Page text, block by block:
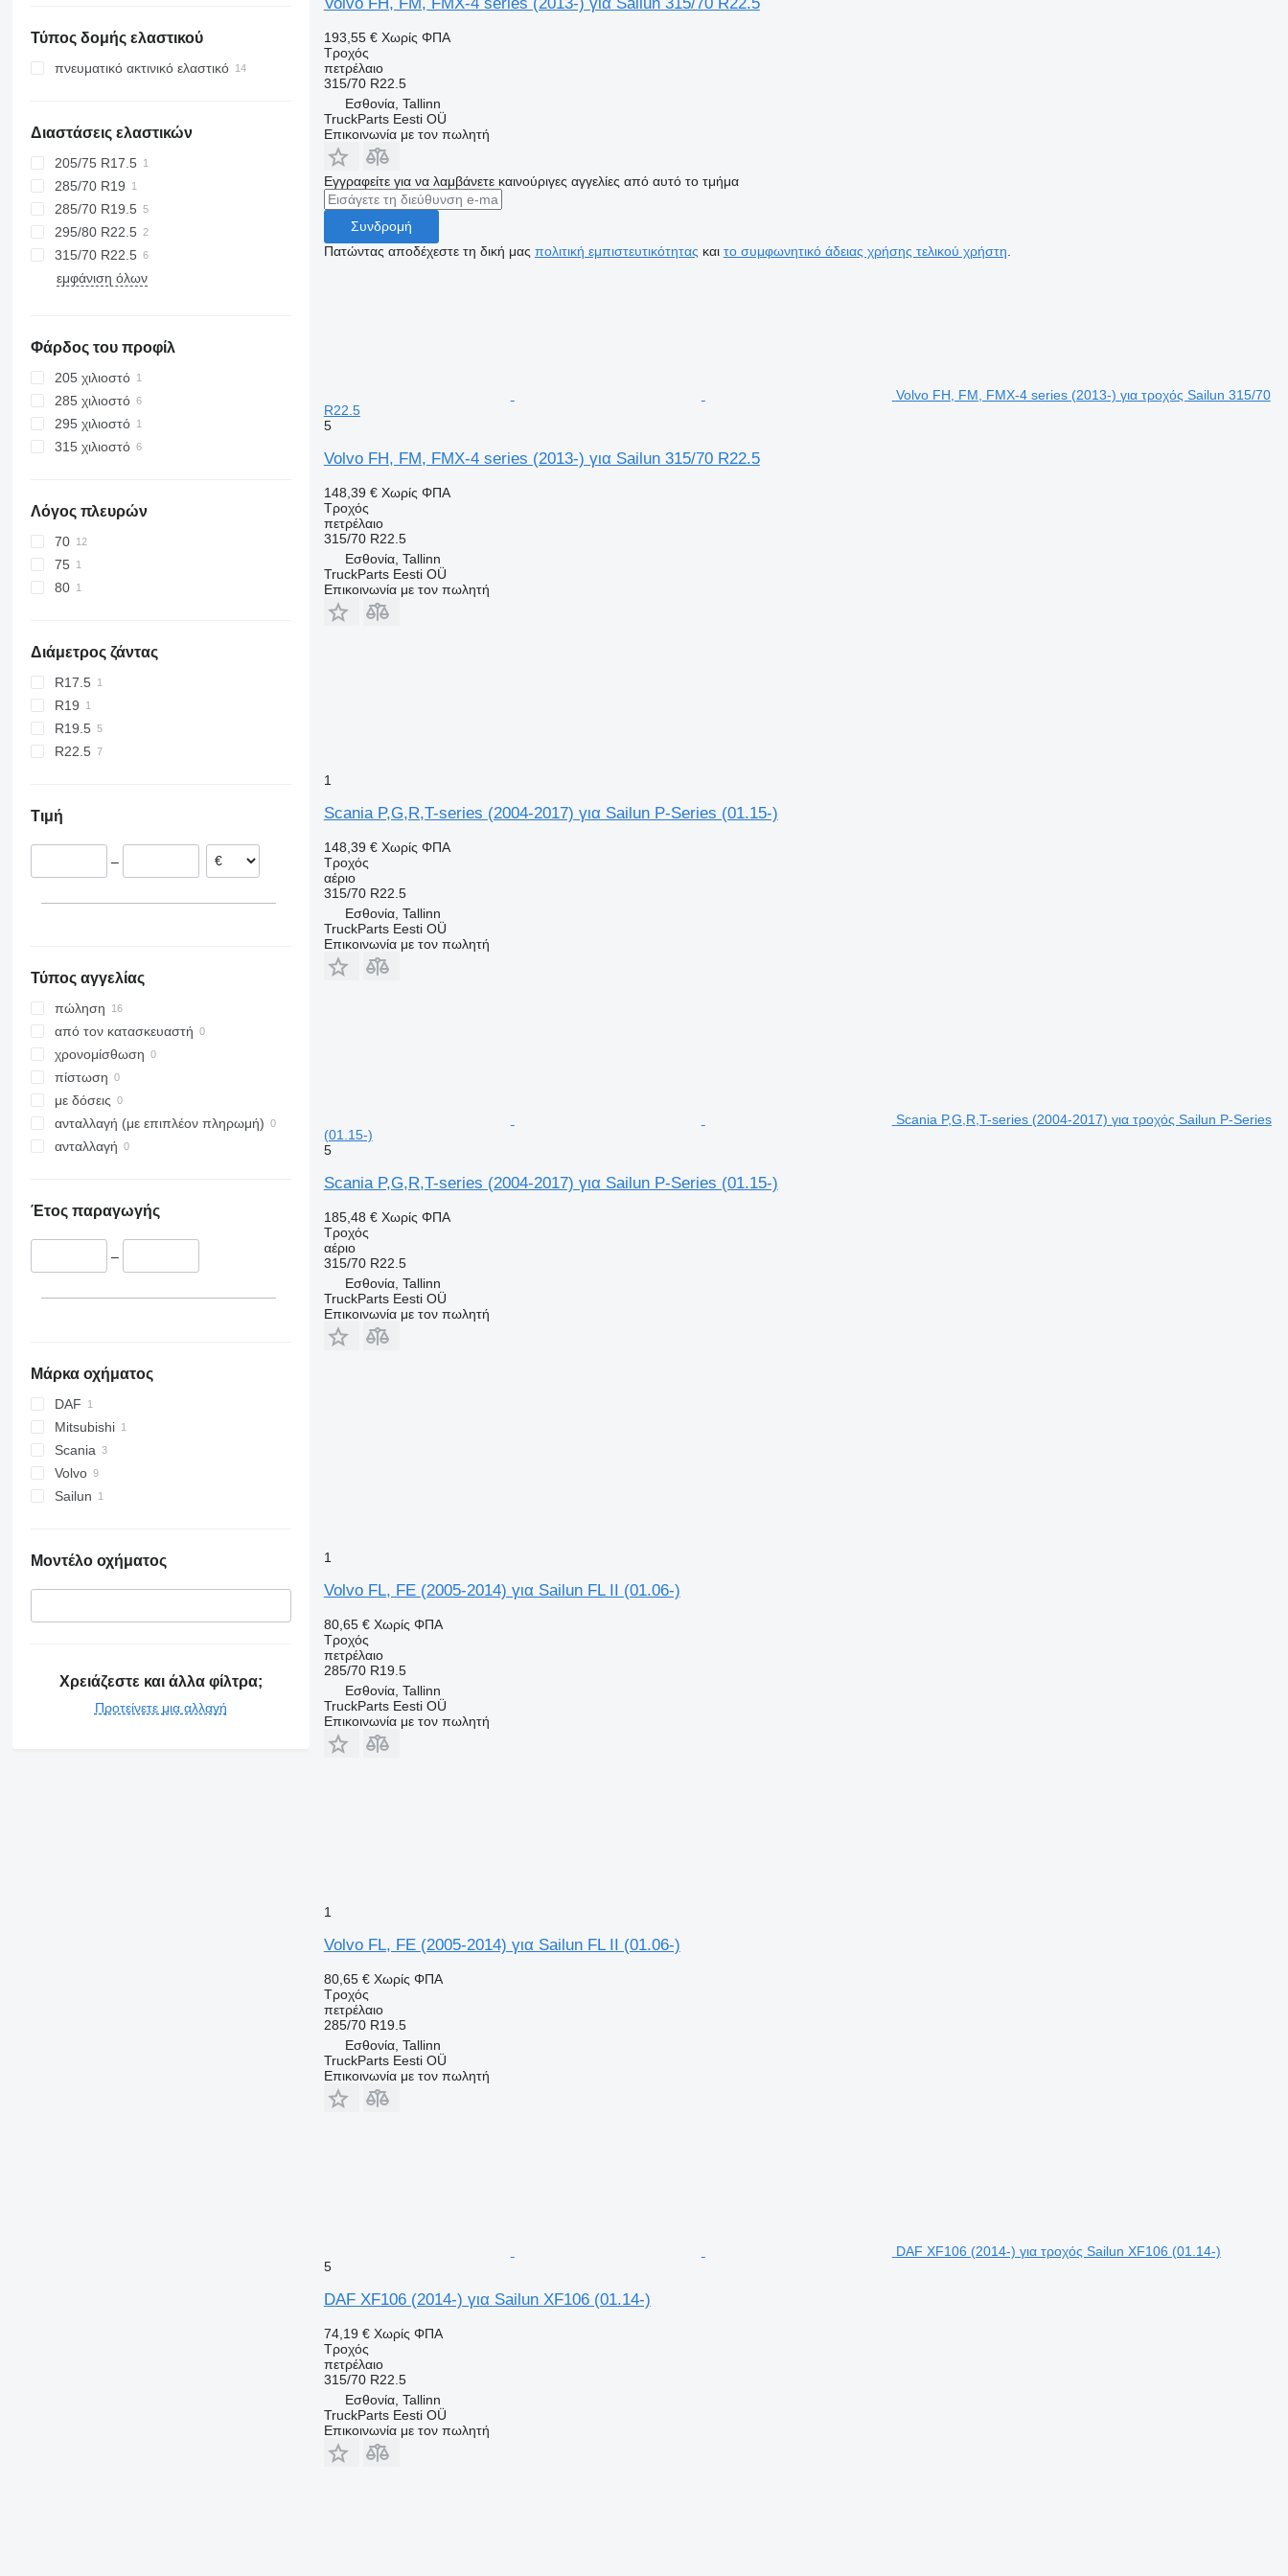
Ολλανδία
Τύπος δομής ελαστικού
πνευματικό ακτινικό ελαστικό
Διαστάσεις ελαστικών
205/75 R17.5
285/70 R19
285/70 R19.5
295/80 R22.5
315/70 R22.5
εμφάνιση όλων
Φάρδος του προφίλ
205 χιλιοστό
285 χιλιοστό
295 χιλιοστό
315 χιλιοστό
Λόγος πλευρών
70
75
80
Διάμετρος ζάντας
R17.5
R19
R19.5
R22.5
Τιμή
–
Τύπος αγγελίας
πώληση
από τον κατασκευαστή
χρονομίσθωση
πίστωση
με δόσεις
ανταλλαγή (με επιπλέον πληρωμή)
ανταλλαγή
Έτος παραγωγής
–
Μάρκα οχήματος
DAF
Mitsubishi
Scania
Volvo
Sailun
Μοντέλο οχήματος
Χρειάζεστε και άλλα φίλτρα;
Προτείνετε μια αλλαγή
193,55 € Χωρίς ΦΠΑ
Τροχός
πετρέλαιο
315/70 R22.5
Εσθονία, Tallinn
TruckParts Eesti OÜ
Επικοινωνία με τον πωλητή
Εγγραφείτε για να λαμβάνετε καινούριγες αγγελίες από αυτό το τμήμα
Συνδρομή
Πατώντας αποδέχεστε τη δική μας πολιτική εμπιστευτικότητας και το συμφωνητικό άδειας χρήσης τελικού χρήστη
Volvo FH, FM, FMX-4 series (2013-) για τροχός Sailun 315/70
R22.5
5
Volvo FH, FM, FMX-4 series (2013-) για Sailun 315/70 R22.5
148,39 € Χωρίς ΦΠΑ
Τροχός
πετρέλαιο
315/70 R22.5
Εσθονία, Tallinn
TruckParts Eesti OÜ
Επικοινωνία με τον πωλητή
1
Scania P,G,R,T-series (2004-2017) για Sailun P-Series (01.15-)
148,39 € Χωρίς ΦΠΑ
Τροχός
αέριο
315/70 R22.5
Εσθονία, Tallinn
TruckParts Eesti OÜ
Επικοινωνία με τον πωλητή
Scania P,G,R,T-series (2004-2017) για τροχός Sailun P-Series
(01.15-)
5
Scania P,G,R,T-series (2004-2017) για Sailun P-Series (01.15-)
185,48 € Χωρίς ΦΠΑ
Τροχός
αέριο
315/70 R22.5
Εσθονία, Tallinn
TruckParts Eesti OÜ
Επικοινωνία με τον πωλητή
1
Volvo FL, FE (2005-2014) για Sailun FL II (01.06-)
80,65 € Χωρίς ΦΠΑ
Τροχός
πετρέλαιο
285/70 R19.5
Εσθονία, Tallinn
TruckParts Eesti OÜ
Επικοινωνία με τον πωλητή
1
Volvo FL, FE (2005-2014) για Sailun FL II (01.06-)
80,65 € Χωρίς ΦΠΑ
Τροχός
πετρέλαιο
285/70 R19.5
Εσθονία, Tallinn
TruckParts Eesti OÜ
Επικοινωνία με τον πωλητή
DAF XF106 (2014-) για τροχός Sailun XF106 (01.14-)
5
DAF XF106 (2014-) για Sailun XF106 (01.14-)
74,19 € Χωρίς ΦΠΑ
Τροχός
πετρέλαιο
315/70 R22.5
Εσθονία, Tallinn
TruckParts Eesti OÜ
Επικοινωνία με τον πωλητή